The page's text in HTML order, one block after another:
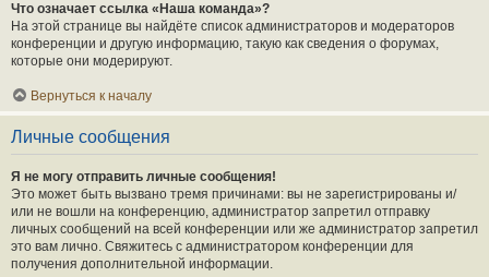
Что означает ссылка «Наша команда»?
На этой странице вы найдёте список администраторов и модераторов
конференции и другую информацию, такую как сведения о форумах,
которые они модерируют.
Вернуться к началу
Личные сообщения
Я не могу отправить личные сообщения!
Это может быть вызвано тремя причинами: вы не зарегистрированы и/
или не вошли на конференцию, администратор запретил отправку
личных сообщений на всей конференции или же администратор запретил
это вам лично. Свяжитесь с администратором конференции для
получения дополнительной информации.